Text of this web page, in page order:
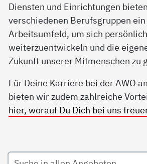
Diensten und Einrichtungen
verschiedenen Berufsgruppen
Arbeitsumfeld, um sich persönlich
weiterzuentwickeln und die
Zukunft unserer Mitmenschen zu
Für Deine Karriere bei der AWO
bieten wir zudem zahlreiche
hier, worauf Du Dich bei uns
Suche in allen Angeboten